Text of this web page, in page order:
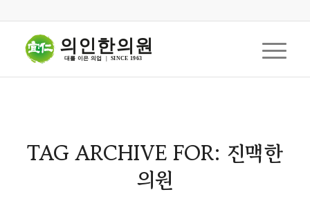
의인한의원
대를 이은 의업  |  SINCE 1963
TAG ARCHIVE FOR: 진맥한
의원